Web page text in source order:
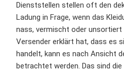
Dienststellen stellen oft den
Ladung in Frage, wenn das
nass, vermischt oder
Versender erklärt hat, dass es
handelt, kann es nach Ansicht
betrachtet werden. Das sind